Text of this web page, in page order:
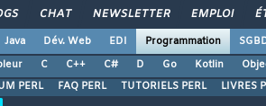
CHAT NEWSLETTER EMPLOI
Java Dév. Web EDI Programmation
C C++ C# D Go Kotlin
PERL FAQ PERL TUTORIELS PERL LIVRES